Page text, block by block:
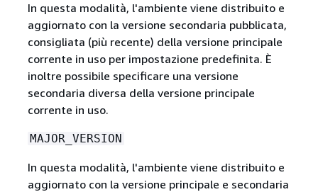
In questa modalità, l'ambiente viene distribuito e
aggiornato con la versione secondaria pubblicata,
consigliata (più recente) della versione principale
corrente in uso per impostazione predefinita. È
inoltre possibile specificare una versione
secondaria diversa della versione principale
corrente in uso.
MAJOR_VERSION
In questa modalità, l'ambiente viene distribuito e
aggiornato con la versione principale e secondaria